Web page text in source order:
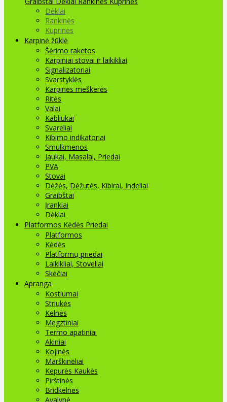
Dėklai
Rankinės
Kuprinės
Karpinė žūklė
Šėrimo raketos
Karpiniai stovai ir laikikliai
Signalizatoriai
Svarstyklės
Karpinės meškerės
Ritės
Valai
Kabliukai
Svareliai
Kibimo indikatoriai
Smulkmenos
Jaukai, Masalai, Priedai
PVA
Stovai
Dėžės, Dėžutės, Kibirai, Indeliai
Graibštai
Įrankiai
Dėklai
Platformos Kėdės Priedai
Platformos
Kėdės
Platformų priedai
Laikikliai, Stoveliai
Skėčiai
Apranga
Kostiumai
Striukės
Kelnės
Megztiniai
Termo apatiniai
Akiniai
Kojinės
Marškinėliai
Kepurės Kaukės
Pirštinės
Bridkelnės
Avalynė